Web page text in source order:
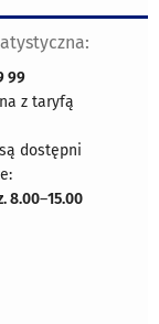
99
z taryfą
dostępni
8.00–15.00